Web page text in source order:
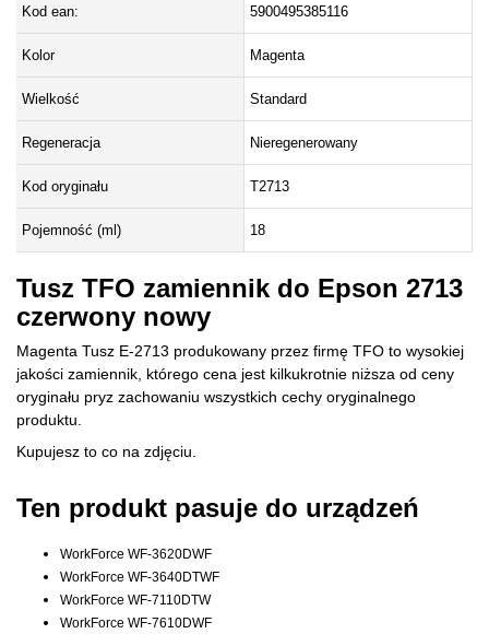
Kod ean: 5900495385116
Kolor Magenta
Wielkość Standard
Regeneracja Nieregenerowany
Kod oryginału T2713
Pojemność (ml) 18
Tusz TFO zamiennik do Epson 2713
czerwony nowy
Magenta Tusz E-2713 produkowany przez firmę TFO to wysokiej
jakości zamiennik, którego cena jest kilkukrotnie niższa od ceny
oryginału pryz zachowaniu wszystkich cechy oryginalnego
produktu.
Kupujesz to co na zdjęciu.
Ten produkt pasuje do urządzeń
WorkForce WF-3620DWF
WorkForce WF-3640DTWF
WorkForce WF-7110DTW
WorkForce WF-7610DWF